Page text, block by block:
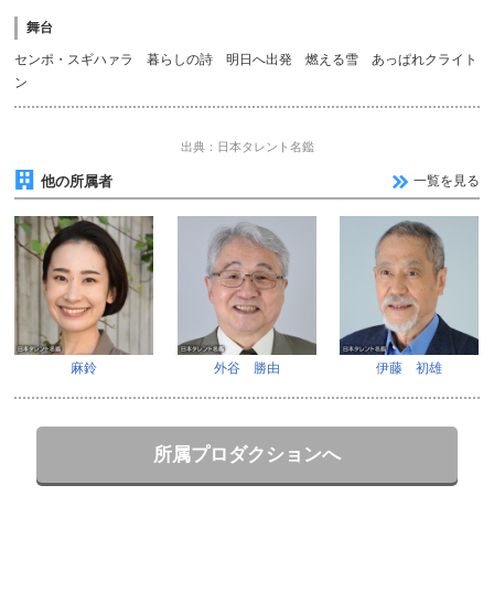
舞台
センポ・スギハァラ 暮らしの詩 明日へ出発 燃える雪 あっぱれクライト
ン
出典：日本タレント名鑑
他の所属者 一覧を見る
麻鈴 外谷 勝由 伊藤 初雄
所属プロダクションへ